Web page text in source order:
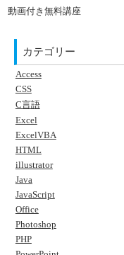
動画付き無料講座
カテゴリー
Access
CSS
C言語
Excel
ExcelVBA
HTML
illustrator
Java
JavaScript
Office
Photoshop
PHP